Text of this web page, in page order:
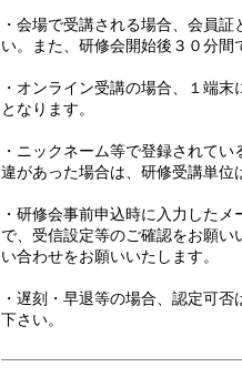
・会場で受講される場合、会員
い。また、研修会開始後３０分間
・オンライン受講の場合、１端
となります。
・ニックネーム等で登録されて
違があった場合は、研修受講単位
・研修会事前申込時に入力した
で、受信設定等のご確認をお願
い合わせをお願いいたします。
・遅刻・早退等の場合、認定可
下さい。